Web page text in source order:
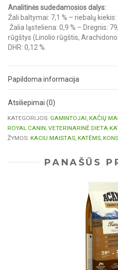
Analitinės sudedamosios dalys:
Žali baltymai: 7,1 % – riebalų
Žalia ląsteliena: 0,9 % – Drėgnis:
rūgštys (Linolio rūgštis, Arachidono
DHR: 0,12 %.
Papildoma informacija
Atsiliepimai (0)
KATEGORIJOS: GAMINTOJAI, KAČIŲ
ROYAL CANIN, VETERINARINĖ DIETA
ŽYMOS: KACIU MAISTAS, KATĖMS,
PANAŠŪS